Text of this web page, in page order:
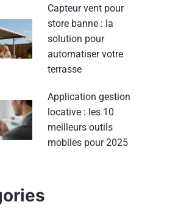
Capteur vent pour
store banne : la
solution pour
automatiser votre
terrasse
Application gestion
locative : les 10
meilleurs outils
mobiles pour 2025